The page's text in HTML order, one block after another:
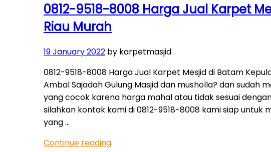
0812-9518-8008 Harga Jual Karpet
Riau Murah
Posted
19 January 2022 by karpetmasjid
0812-9518-8008 Harga Jual Karpet Mesjid di Batam
Ambal Sajadah Gulung Masjid dan musholla? dan sudah
yang cocok karena harga mahal atau tidak sesuai
silahkan kontak kami di 0812-9518-8008 kami siap
yang …
Continue reading“0812-